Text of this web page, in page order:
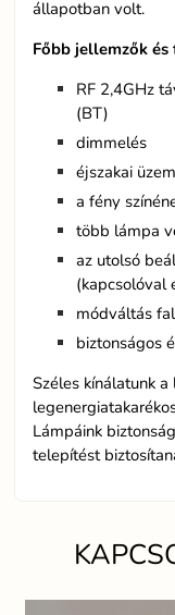
állapotban volt.
Főbb jellemzők és
RF 2,4GHz
(BT)
dimmelés
éjszakai
a fény
több lámpa
az utolsó
(kapcsolóval
módváltás
biztonságos
Széles kínálatunk
Lámpáink
telepítést